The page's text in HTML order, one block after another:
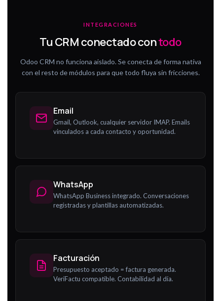
INTEGRACIONES
Tu CRM conectado contodo
Odoo CRM no funciona aislado. Se conecta de forma nativa
con el resto de módulos para que todo fluya sin fricciones.
Email
Gmail, Outlook, cualquier servidor IMAP. Emails
vinculados a cada contacto y oportunidad.
WhatsApp
WhatsApp Business integrado. Conversaciones
registradas y plantillas automatizadas.
Facturación
Presupuesto aceptado = factura generada.
VeriFactu compatible. Contabilidad al día.